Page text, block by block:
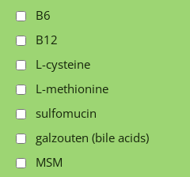
B6
B12
L-cysteine
L-methionine
sulfomucin
galzouten (bile acids)
MSM